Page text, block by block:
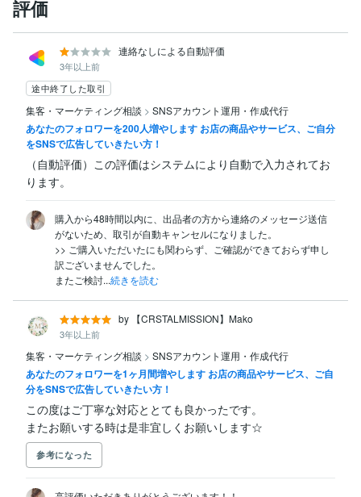
評価
連絡なしによる自動評価
3年以上前
途中終了した取引
集客・マーケティング相談 > SNSアカウント運用・作成代行
あなたのフォロワーを200人増やします お店の商品やサービス、ご自分
をSNSで広告していきたい方！
（自動評価）この評価はシステムにより自動で入力されてお
ります。
購入から48時間以内に、出品者の方から連絡のメッセージ送信
がないため、取引が自動キャンセルになりました。
>> ご購入いただいたにも関わらず、ご確認ができておらず申し
訳ございませんでした。
またご検討...続きを読む
by 【CRSTALMISSION】Mako
3年以上前
集客・マーケティング相談 > SNSアカウント運用・作成代行
あなたのフォロワーを1ヶ月間増やします お店の商品やサービス、ご自
分をSNSで広告していきたい方！
この度はご丁寧な対応ととても良かったです。
またお願いする時は是非宜しくお願いします☆
参考になった